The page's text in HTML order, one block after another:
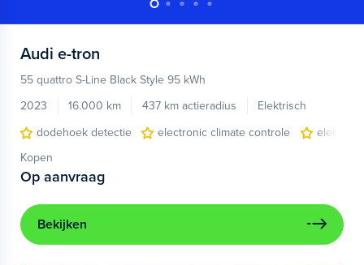
Audi e-tron
55 quattro S-Line Black Style 95 kWh
2023
16.000 km 437 km actieradius
Elektrisch
dodehoek detectie
electronic climate controle
Kopen
Op aanvraag
Bekijken